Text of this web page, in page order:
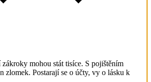
zákroky mohou stát tisíce. S pojištěním
zlomek. Postarají se o účty, vy o lásku k